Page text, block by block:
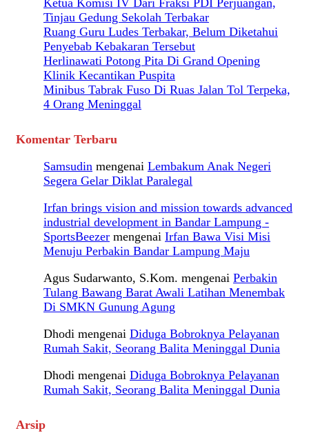
Ketua Komisi IV Dari Fraksi PDI Perjuangan,
Tinjau Gedung Sekolah Terbakar
Ruang Guru Ludes Terbakar, Belum Diketahui
Penyebab Kebakaran Tersebut
Herlinawati Potong Pita Di Grand Opening
Klinik Kecantikan Puspita
Minibus Tabrak Fuso Di Ruas Jalan Tol Terpeka,
4 Orang Meninggal
Komentar Terbaru
Samsudin mengenai Lembakum Anak Negeri
Segera Gelar Diklat Paralegal
Irfan brings vision and mission towards advanced
industrial development in Bandar Lampung -
SportsBeezer mengenai Irfan Bawa Visi Misi
Menuju Perbakin Bandar Lampung Maju
Agus Sudarwanto, S.Kom. mengenai Perbakin
Tulang Bawang Barat Awali Latihan Menembak
Di SMKN Gunung Agung
Dhodi mengenai Diduga Bobroknya Pelayanan
Rumah Sakit, Seorang Balita Meninggal Dunia
Dhodi mengenai Diduga Bobroknya Pelayanan
Rumah Sakit, Seorang Balita Meninggal Dunia
Arsip